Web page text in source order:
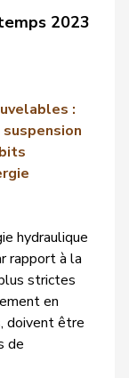
2023
:
hydraulique
rapport à la
strictes
en
doivent être
de